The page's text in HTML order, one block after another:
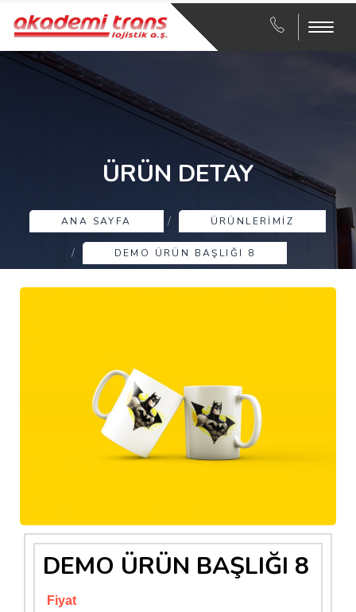
Menu
ÜRÜN DETAY
ANA SAYFA ÜRÜNLERIMIZ
DEMO ÜRÜN BAŞLIĞI 8
DEMO ÜRÜN BAŞLIĞI 8
Fiyat